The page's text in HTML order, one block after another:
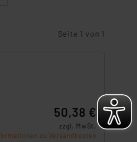
Seite 1 von 1
50,38 €
zzgl. MwSt.
zu Versandkosten